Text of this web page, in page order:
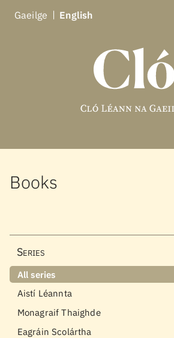
Gaeilge English
Books
Series
All series
Aistí Léannta
Monagraif Thaighde
Eagráin Scolártha